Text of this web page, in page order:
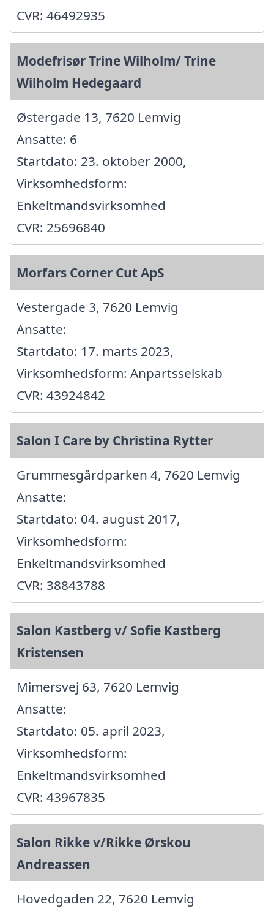
CVR: 46492935
Modefrisør Trine Wilholm/ Trine
Wilholm Hedegaard
Østergade 13, 7620 Lemvig
Ansatte: 6
Startdato: 23. oktober 2000,
Virksomhedsform:
Enkeltmandsvirksomhed
CVR: 25696840
Morfars Corner Cut ApS
Vestergade 3, 7620 Lemvig
Ansatte:
Startdato: 17. marts 2023,
Virksomhedsform: Anpartsselskab
CVR: 43924842
Salon I Care by Christina Rytter
Grummesgårdparken 4, 7620 Lemvig
Ansatte:
Startdato: 04. august 2017,
Virksomhedsform:
Enkeltmandsvirksomhed
CVR: 38843788
Salon Kastberg v/ Sofie Kastberg
Kristensen
Mimersvej 63, 7620 Lemvig
Ansatte:
Startdato: 05. april 2023,
Virksomhedsform:
Enkeltmandsvirksomhed
CVR: 43967835
Salon Rikke v/Rikke Ørskou
Andreassen
Hovedgaden 22, 7620 Lemvig